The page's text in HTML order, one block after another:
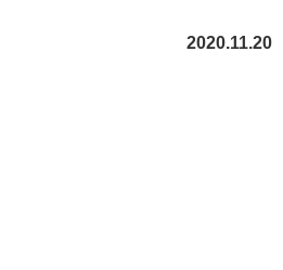
2020.11.20